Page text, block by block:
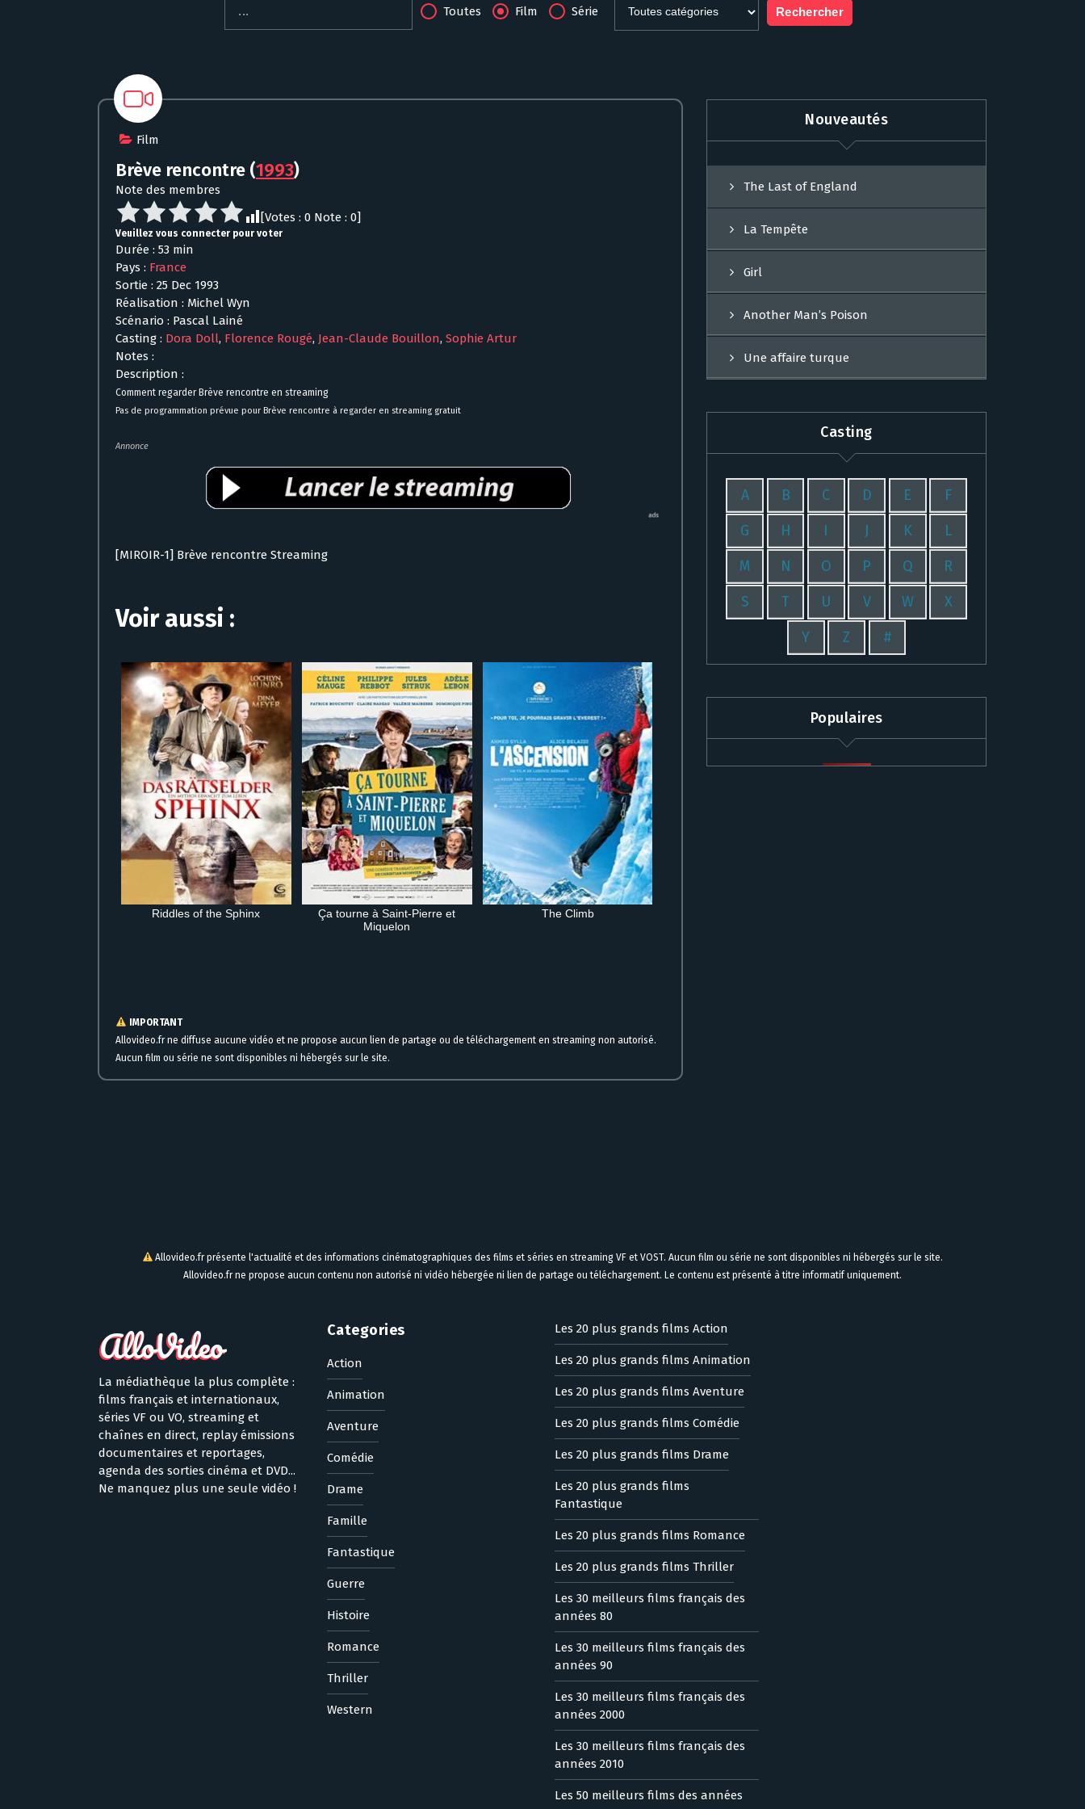
Toutes Film Série
Film
Brève rencontre (1993)
Note des membres
[Votes : 0 Note : 0]
Veuillez vous connecter pour voter
Durée : 53 min
Pays : France
Sortie : 25 Dec 1993
Réalisation : Michel Wyn
Scénario : Pascal Lainé
Casting : Dora Doll, Florence Rougé, Jean-Claude Bouillon, Sophie Artur
Notes :
Description :
Comment regarder Brève rencontre en streaming
Pas de programmation prévue pour Brève rencontre à regarder en streaming gratuit
Annonce
[MIROIR-1] Brève rencontre Streaming
Voir aussi :
Riddles of the Sphinx
Ça tourne à Saint-Pierre et
Miquelon
The Climb
IMPORTANT
Allovideo.fr ne diffuse aucune vidéo et ne propose aucun lien de partage ou de téléchargement en streaming non autorisé.
Aucun film ou série ne sont disponibles ni hébergés sur le site.
Nouveautés
The Last of England
La Tempête
Girl
Another Man’s Poison
Une affaire turque
Casting
A B C D E F
G H I J K L
M N O P Q R
S T U V W X
Y Z #
Populaires
Allovideo.fr présente l'actualité et des informations cinématographiques des films et séries en streaming VF et VOST. Aucun film ou série ne sont disponibles ni hébergés sur le site.
Allovideo.fr ne propose aucun contenu non autorisé ni vidéo hébergée ni lien de partage ou téléchargement. Le contenu est présenté à titre informatif uniquement.
La médiathèque la plus complète :
films français et internationaux,
séries VF ou VO, streaming et
chaînes en direct, replay émissions
documentaires et reportages,
agenda des sorties cinéma et DVD...
Ne manquez plus une seule vidéo !
Categories
Action
Animation
Aventure
Comédie
Drame
Famille
Fantastique
Guerre
Histoire
Romance
Thriller
Western
Les 20 plus grands films Action
Les 20 plus grands films Animation
Les 20 plus grands films Aventure
Les 20 plus grands films Comédie
Les 20 plus grands films Drame
Les 20 plus grands films
Fantastique
Les 20 plus grands films Romance
Les 20 plus grands films Thriller
Les 30 meilleurs films français des
années 80
Les 30 meilleurs films français des
années 90
Les 30 meilleurs films français des
années 2000
Les 30 meilleurs films français des
années 2010
Les 50 meilleurs films des années